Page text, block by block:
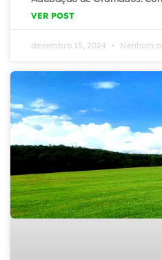
VER POST
dezembro 15, 2024 Nenhum